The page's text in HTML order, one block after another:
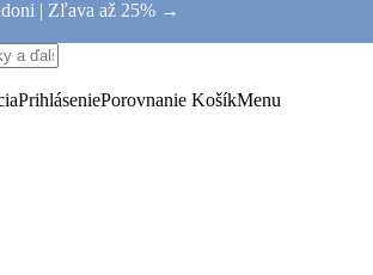
| Zľava až 25% →
PrihláseniePorovnanie KošíkMenu